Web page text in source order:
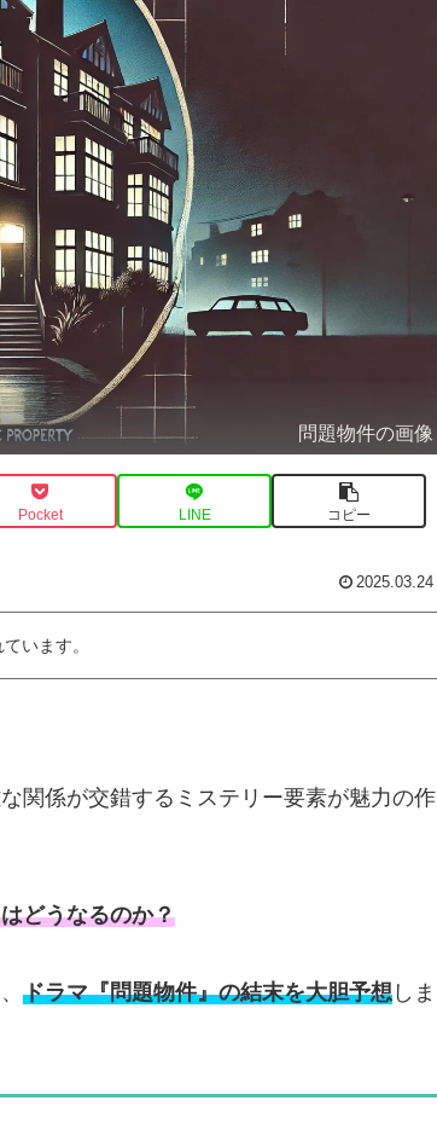
問題物件の画像
Pocket LINE コピー
2025.03.24
います。
関係が交錯するミステリー要素が魅力の作
どうなるのか？
ドラマ『問題物件』の結末を大胆予想 しま